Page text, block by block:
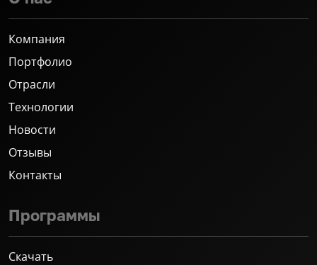
Компания
Портфолио
Отрасли
Технологии
Новости
Отзывы
Контакты
Программы
Скачать